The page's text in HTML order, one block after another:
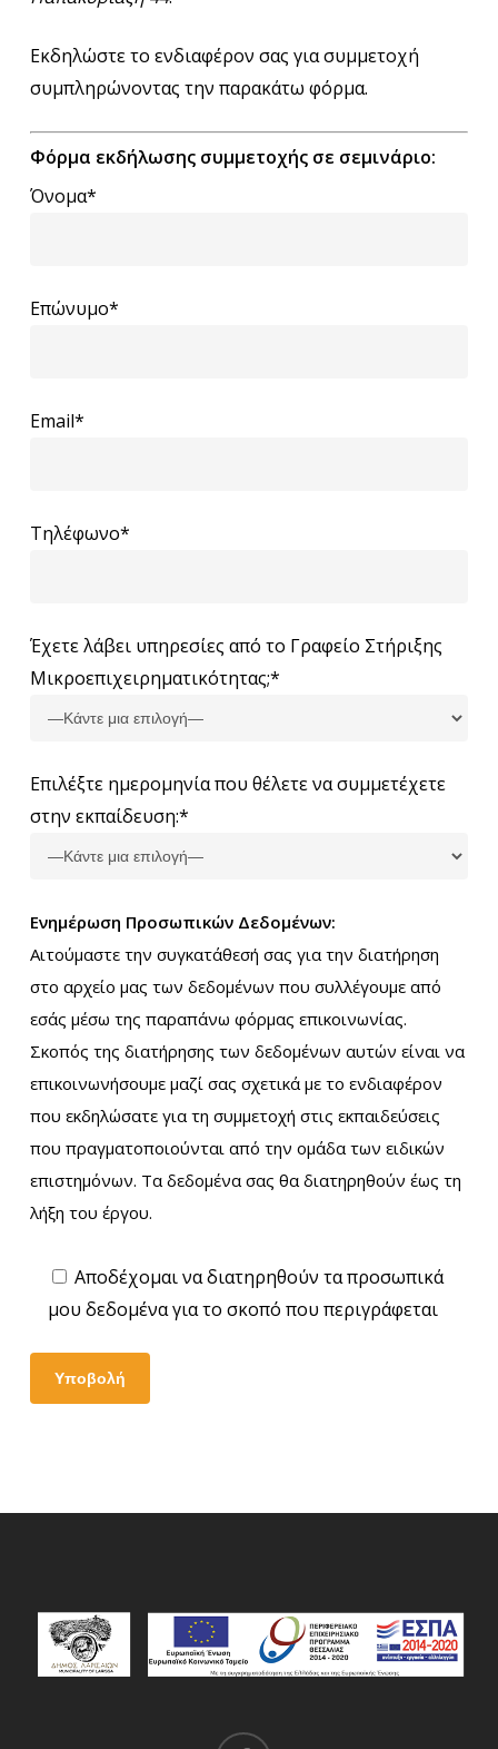
Εκδηλώστε το ενδιαφέρον σας για συμμετοχή
συμπληρώνοντας την παρακάτω φόρμα.
Φόρμα εκδήλωσης συμμετοχής σε σεμινάριο:
Όνομα*
Επώνυμο*
Email*
Τηλέφωνο*
Έχετε λάβει υπηρεσίες από το Γραφείο Στήριξης
Μικροεπιχειρηματικότητας;*
Επιλέξτε ημερομηνία που θέλετε να συμμετέχετε
στην εκπαίδευση:*
Ενημέρωση Προσωπικών Δεδομένων:
Αιτούμαστε την συγκατάθεσή σας για την διατήρηση
στο αρχείο μας των δεδομένων που συλλέγουμε από
εσάς μέσω της παραπάνω φόρμας επικοινωνίας.
Σκοπός της διατήρησης των δεδομένων αυτών είναι να
επικοινωνήσουμε μαζί σας σχετικά με το ενδιαφέρον
που εκδηλώσατε για τη συμμετοχή στις εκπαιδεύσεις
που πραγματοποιούνται από την ομάδα των ειδικών
επιστημόνων. Τα δεδομένα σας θα διατηρηθούν έως τη
λήξη του έργου.
Αποδέχομαι να διατηρηθούν τα προσωπικά
μου δεδομένα για το σκοπό που περιγράφεται
facebook